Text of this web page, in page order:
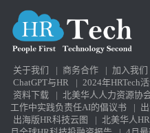
关于我们 | 商务合作 | 加入我们
ChatGPT与HR
| 2024年HRTech
资料下载
| 北美华人人力资源协
工作中实践负责任AI的倡议书
|
出海版HR科技云图
| 北美华人